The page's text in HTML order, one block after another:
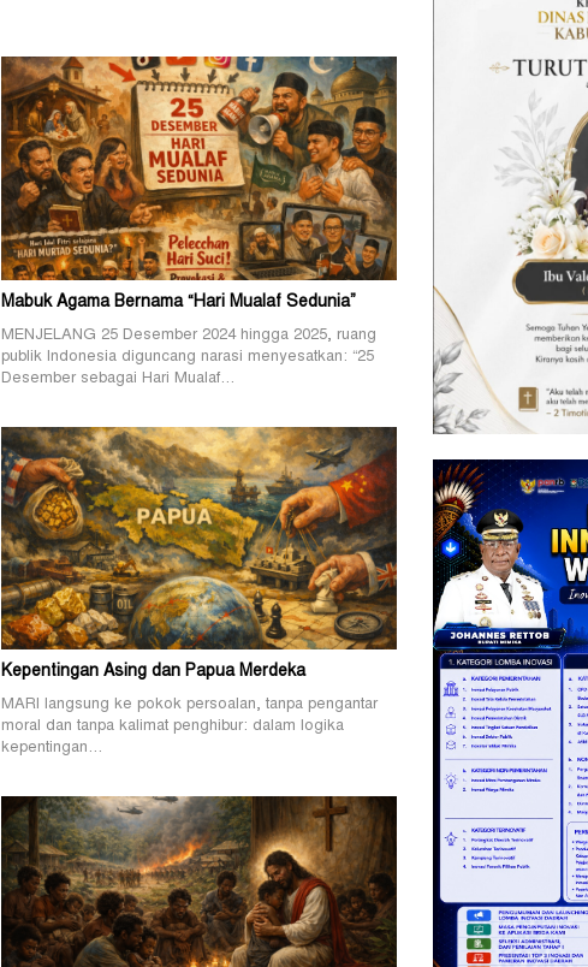
Mabuk Agama Bernama “Hari Mualaf Sedunia”
MENJELANG 25 Desember 2024 hingga 2025, ruang
publik Indonesia diguncang narasi menyesatkan: “25
Desember sebagai Hari Mualaf…
Kepentingan Asing dan Papua Merdeka
MARI langsung ke pokok persoalan, tanpa pengantar
moral dan tanpa kalimat penghibur: dalam logika
kepentingan…